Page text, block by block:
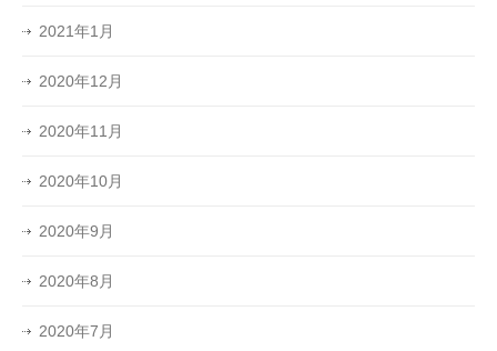
2021年1月
2020年12月
2020年11月
2020年10月
2020年9月
2020年8月
2020年7月